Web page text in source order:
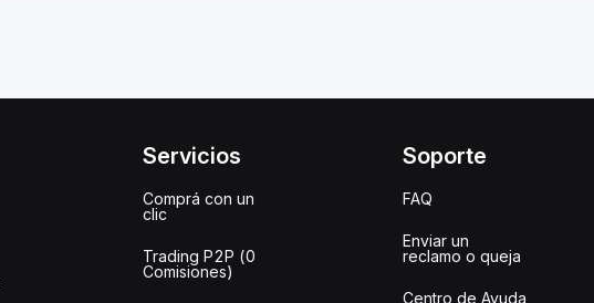
Servicios
Comprá con un
clic
Trading P2P (0
Comisiones)
Soporte
FAQ
Enviar un
reclamo o queja
Centro de Ayuda